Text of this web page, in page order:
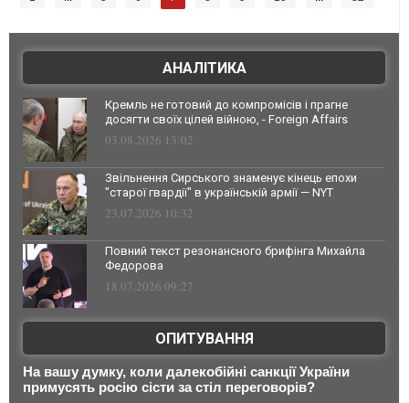
АНАЛІТИКА
Кремль не готовий до компромісів і прагне
досягти своїх цілей війною, - Foreign Affairs
03.08.2026 13:02
Звільнення Сирського знаменує кінець епохи
"старої гвардії" в українській армії — NYT
23.07.2026 10:32
Повний текст резонансного брифінга Михайла
Федорова
18.07.2026 09:27
ОПИТУВАННЯ
На вашу думку, коли далекобійні санкції України
примусять росію сісти за стіл переговорів?